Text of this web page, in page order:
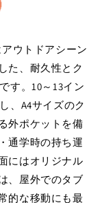
ウトドアシーン
た、耐久性とク
す。10～13イン
、A4サイズのク
外ポケットを備
通学時の持ち運
にはオリジナル
、屋外でのタブ
的な移動にも最